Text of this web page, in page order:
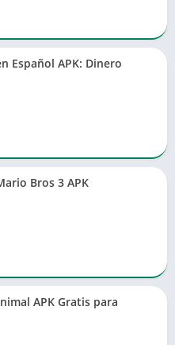
Español APK: Dinero
Bros 3 APK
APK Gratis para